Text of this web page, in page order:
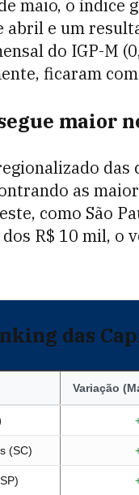
maio, o índice
abril e um
do IGP-M
ficaram
maior
as
como São
R$ 10 mil, o
das
Variação
(SC)